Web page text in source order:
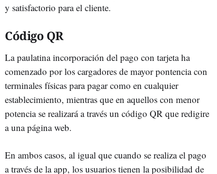
y satisfactorio para el cliente.
Código QR
La paulatina incorporación del pago con tarjeta ha
comenzado por los cargadores de mayor pontencia con
terminales físicas para pagar como en cualquier
establecimiento, mientras que en aquellos con menor
potencia se realizará a través un código QR que redigire
a una página web.
En ambos casos, al igual que cuando se realiza el pago
a través de la app, los usuarios tienen la posibilidad de